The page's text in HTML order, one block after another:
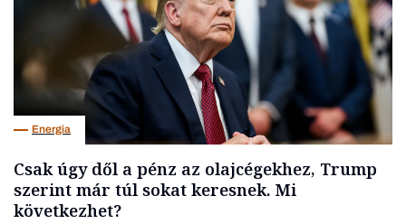
Energia
Csak úgy dől a pénz az olajcégekhez, Trump
szerint már túl sokat keresnek. Mi
következhet?